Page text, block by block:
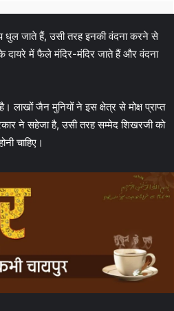
धुल जाते हैं, उसी तरह इनकी वंदना करने से
दायरे में फैले मंदिर-मंदिर जाते हैं और वंदना
जैन मुनियों ने इस क्षेत्र से मोक्ष प्राप्त
ने सहेजा है, उसी तरह सम्मेद शिखरजी को
चाहिए।